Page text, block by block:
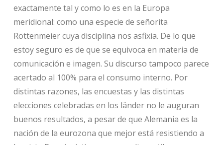
exactamente tal y como lo es en la Europa
meridional: como una especie de señorita
Rottenmeier cuya disciplina nos asfixia. De lo que
estoy seguro es de que se equivoca en materia de
comunicación e imagen. Su discurso tampoco parece
acertado al 100% para el consumo interno. Por
distintas razones, las encuestas y las distintas
elecciones celebradas en los länder no le auguran
buenos resultados, a pesar de que Alemania es la
nación de la eurozona que mejor está resistiendo a